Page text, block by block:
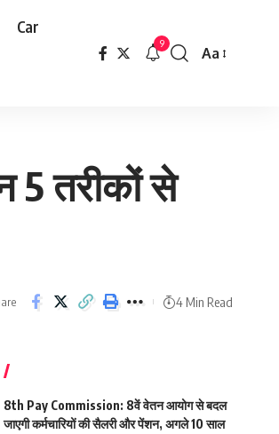
Car
9
Font
Aa
5 तरीकों से
4 Min Read
8th Pay Commission: 8वें वेतन आयोग से बदल
जाएगी कर्मचारियों की सैलरी और पेंशन, अगले 10 साल